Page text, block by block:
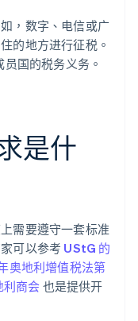
，数字、电信或广
的地方进行征税。
国的税务义务。
是什
需要遵守一套标准
可以参考 UStG 的
奥地利增值税法第
利商会 也是提供开